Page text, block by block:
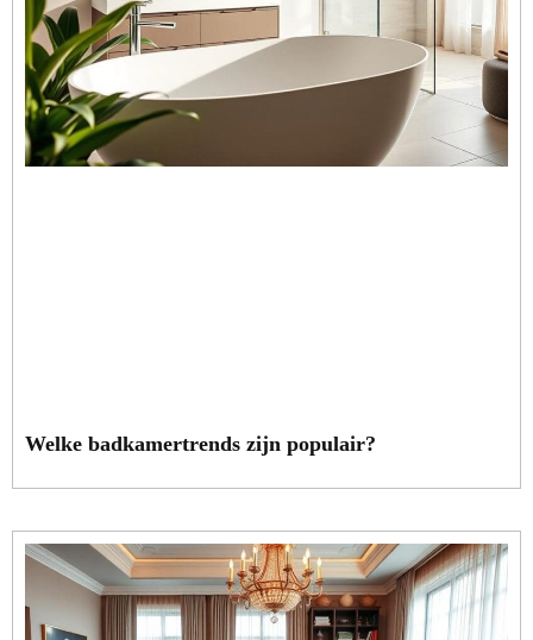
Welke badkamertrends zijn populair?